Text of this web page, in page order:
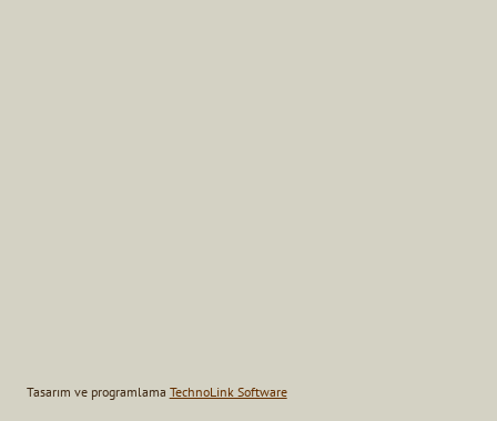
Tasarım ve programlama TechnoLink Software